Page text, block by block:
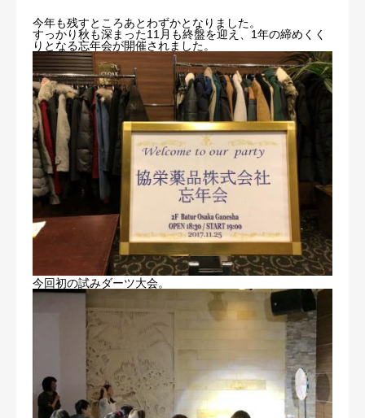
今年も残すところあとわずかとなりました。
すっかり秋も深まった11月も終盤を迎え、1年の締めくく
りとなる忘年会が開催されました。
今回初の試みダーツ大会。